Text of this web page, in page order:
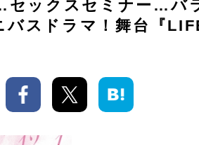
セックスセミナー…バ
スドラマ！舞台『